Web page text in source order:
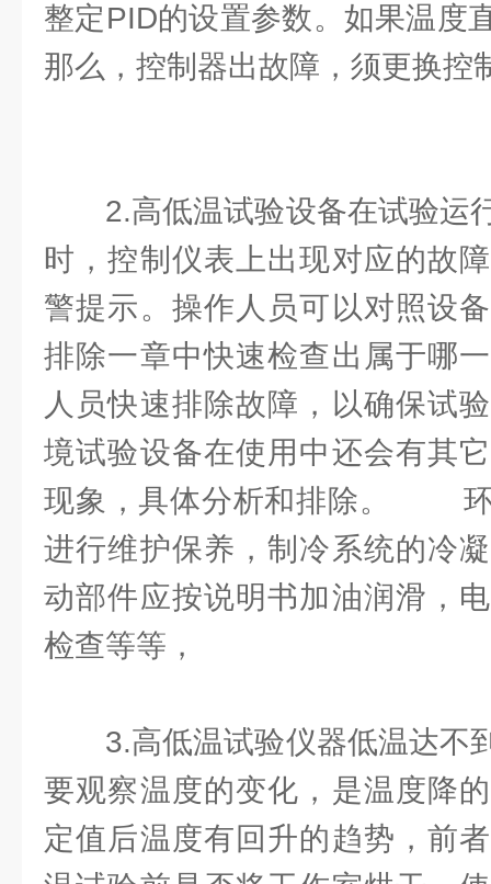
整定PID的设置参数。如果温度
那么，控制器出故障，须更换控
2.高低温试验设备在试验运
时，控制仪表上出现对应的故
警提示。操作人员可以对照设
排除一章中快速检查出属于哪
人员快速排除故障，以确保试
境试验设备在使用中还会有其
现象，具体分析和排除。 环
进行维护保养，制冷系统的冷
动部件应按说明书加油润滑，
检查等等，
3.高低温试验仪器低温达不
要观察温度的变化，是温度降
定值后温度有回升的趋势，前